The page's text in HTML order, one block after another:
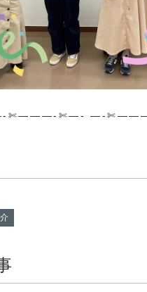
✄———-✄—- —-